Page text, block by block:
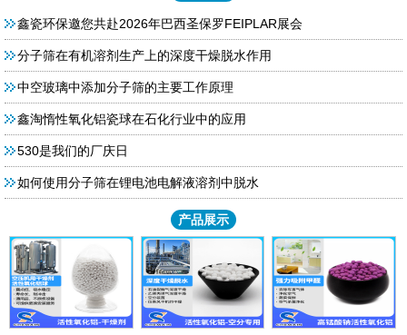
鑫瓷环保邀您共赴2026年巴西圣保罗FEIPLAR展会
分子筛在有机溶剂生产上的深度干燥脱水作用
中空玻璃中添加分子筛的主要工作原理
鑫淘惰性氧化铝瓷球在石化行业中的应用
530是我们的厂庆日
如何使用分子筛在锂电池电解液溶剂中脱水
产品展示